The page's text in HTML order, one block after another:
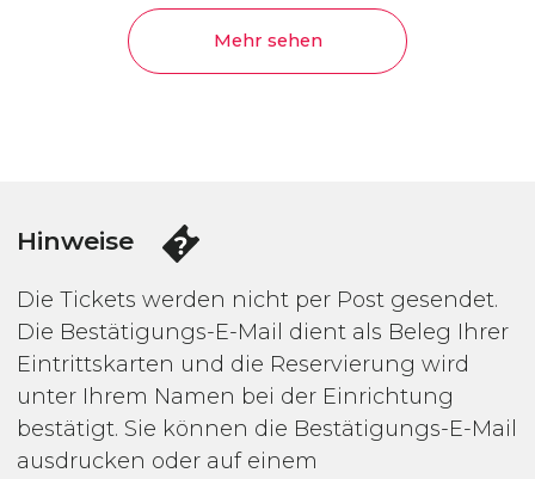
Mehr sehen
Hinweise
Die Tickets werden nicht per Post gesendet.
Die Bestätigungs-E-Mail dient als Beleg Ihrer
Eintrittskarten und die Reservierung wird
unter Ihrem Namen bei der Einrichtung
bestätigt. Sie können die Bestätigungs-E-Mail
ausdrucken oder auf einem